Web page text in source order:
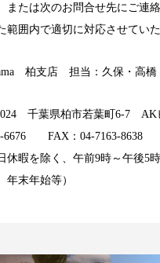
または次のお問合せ先にご連
範囲内で適切に対応させていた
柏支店 担当：久保・高橋
千葉県柏市若葉町6-7 AK
6676 FAX：04-7163-8638
暇を除く、午前9時～午後5時
年末年始等）